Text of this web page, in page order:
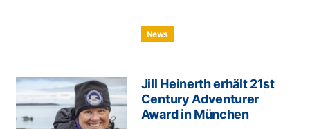
News
Jill Heinerth erhält 21st
Century Adventurer
Award in München